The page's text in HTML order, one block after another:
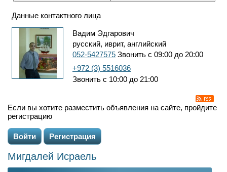
Данные контактного лица
Вадим Эдгарович
русский, иврит, английский
052-5427575 Звонить с 09:00 до 20:00
+972 (3) 5516036
Звонить с 10:00 до 21:00
Если вы хотите разместить объявления на сайте, пройдите
регистрацию
Войти Регистрация
Мигдалей Исраель